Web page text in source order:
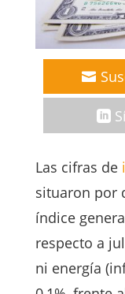
Las cifras de
situaron por
índice
respecto a
ni energía